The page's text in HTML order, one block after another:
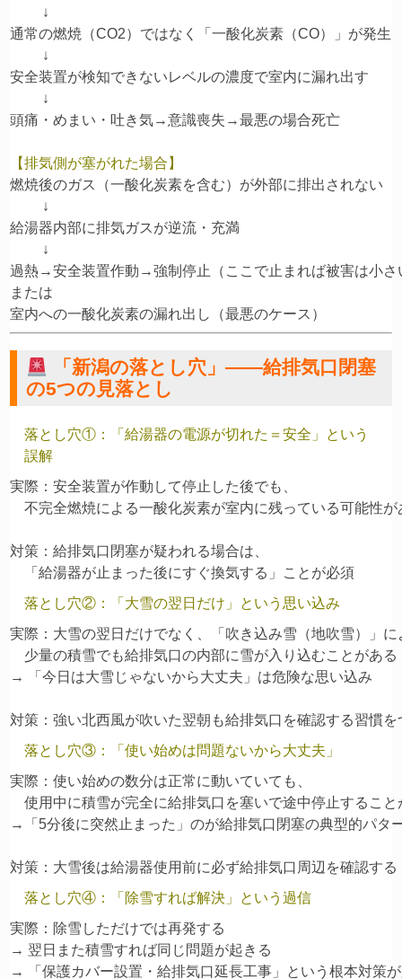
         ↓
通常の燃焼（CO2）ではなく「一酸化炭素（CO）」が発生
         ↓
安全装置が検知できないレベルの濃度で室内に漏れ出す
         ↓
【排気側が塞がれた場合】
燃焼後のガス（一酸化炭素を含む）が外部に排出されない
         ↓
給湯器内部に排気ガスが逆流・充満
         ↓
過熱→安全装置作動→強制停止（ここで止まれば被害は小さ
または
「新潟の落とし穴」——給排気口閉塞
の5つの見落とし
落とし穴①：「給湯器の電源が切れた＝安全」という
誤解
実際：安全装置が作動して停止した後でも、
不完全燃焼による一酸化炭素が室内に残っている可能性が
対策：給排気口閉塞が疑われる場合は、
落とし穴②：「大雪の翌日だけ」という思い込み
実際：大雪の翌日だけでなく、「吹き込み雪（地吹雪）」に
    少量の積雪でも給排気口の内部に雪が入り込むことがある
→ 「今日は大雪じゃないから大丈夫」は危険な思い込み
落とし穴③：「使い始めは問題ないから大丈夫」
実際：使い始めの数分は正常に動いていても、
使用中に積雪が完全に給排気口を塞いで途中停止するこ
→「5分後に突然止まった」のが給排気口閉塞の典型的パタ
落とし穴④：「除雪すれば解決」という過信
実際：除雪しただけでは再発する
→ 翌日また積雪すれば同じ問題が起きる
→ 「保護カバー設置・給排気口延長工事」という根本対策